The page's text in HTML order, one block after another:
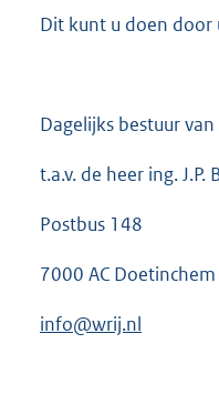
Dit kunt u doen door
Dagelijks bestuur
t.a.v. de heer ing. J.P.
Postbus 148
7000 AC Doetinchem
info@wrij.nl